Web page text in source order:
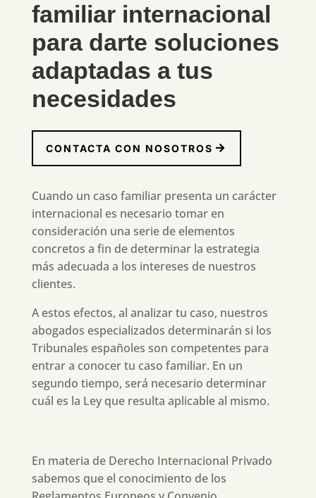
familiar internacional
para darte soluciones
adaptadas a tus
necesidades
CONTACTA CON NOSOTROS
Cuando un caso familiar presenta un carácter
internacional es necesario tomar en
consideración una serie de elementos
concretos a fin de determinar la estrategia
más adecuada a los intereses de nuestros
clientes.
A estos efectos, al analizar tu caso, nuestros
abogados especializados determinarán si los
Tribunales españoles son competentes para
entrar a conocer tu caso familiar. En un
segundo tiempo, será necesario determinar
cuál es la Ley que resulta aplicable al mismo.
En materia de Derecho Internacional Privado
sabemos que el conocimiento de los